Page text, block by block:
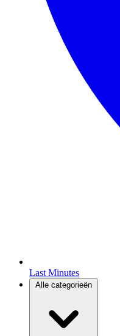
Last Minutes
Alle categorieën